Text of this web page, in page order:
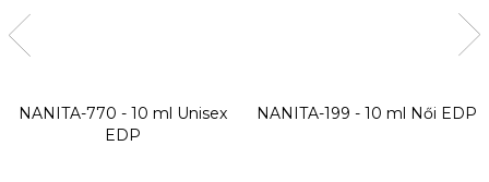
NANITA-770 - 10 ml Unisex
EDP
NANITA-199 - 10 ml Női EDP